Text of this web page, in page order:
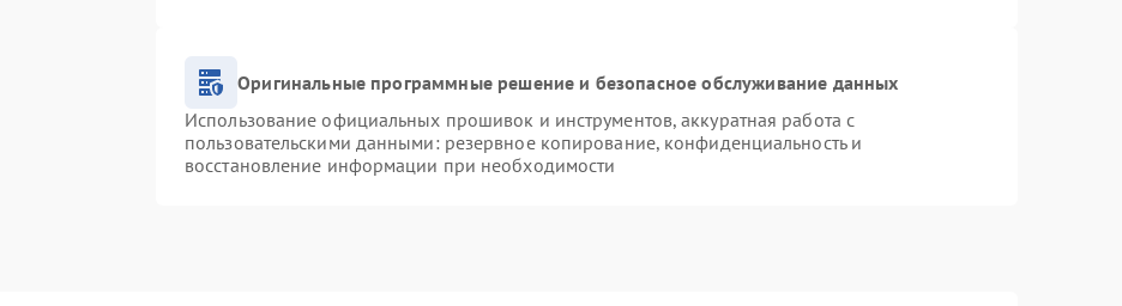
Оригинальные программные решение и безопасное обслуживание данных
Использование официальных прошивок и инструментов, аккуратная работа с
пользовательскими данными: резервное копирование, конфиденциальность и
восстановление информации при необходимости